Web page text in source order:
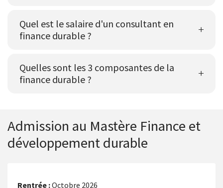
Quel est le salaire d'un consultant en
finance durable ?
Quelles sont les 3 composantes de la
finance durable ?
Admission au Mastère Finance et
développement durable
Octobre 2026